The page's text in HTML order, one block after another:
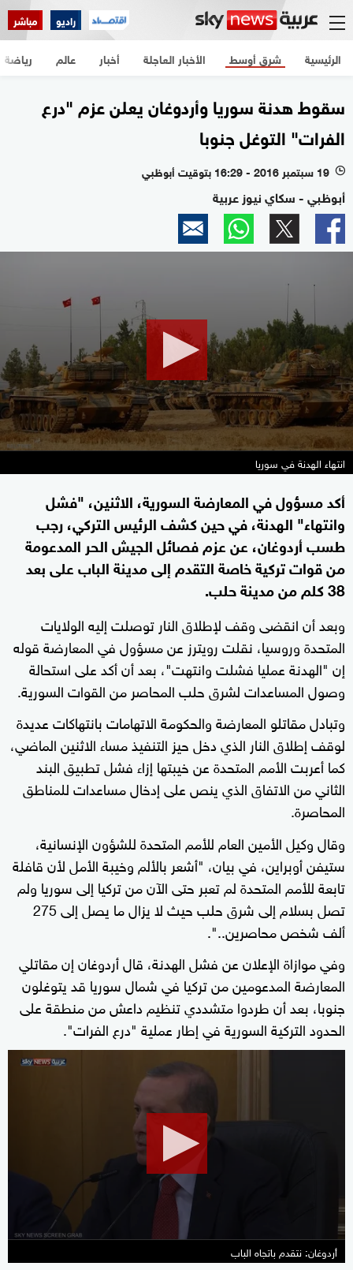
راديو مباشر
الرئيسية الأخبار العاجلة أخبار شرق أوسط عالم رياضة
سقوط هدنة سوريا وأردوغان يعلن عزم "درع
الفرات" التوغل جنوبا
l 19 سبتمبر 2016 - 16:29 بتوقيت أبوظبي
أبوظبي - سكاي نيوز عربية
انتهاء الهدنة في سوريا
أكد مسؤول في المعارضة السورية، الاثنين، "فشل
وانتهاء" الهدنة، في حين كشف الرئيس التركي، رجب
طسب أردوغان، عن عزم فصائل الجيش الحر المدعومة
من قوات تركية خاصة التقدم إلى مدينة الباب على بعد
38 كلم من مدينة حلب.
وبعد أن انقضى وقف لإطلاق النار توصلت إليه الولايات
المتحدة وروسيا، نقلت رويترز عن مسؤول في المعارضة قوله
إن "الهدنة عمليا فشلت وانتهت"، بعد أن أكد على استحالة
وصول المساعدات لشرق حلب المحاصر من القوات السورية.
وتبادل مقاتلو المعارضة والحكومة الاتهامات بانتهاكات عديدة
لوقف إطلاق النار الذي دخل حيز التنفيذ مساء الاثنين الماضي،
كما أعربت الأمم المتحدة عن خيبتها إزاء فشل تطبيق البند
الثاني من الاتفاق الذي ينص على إدخال مساعدات للمناطق
المحاصرة.
وقال وكيل الأمين العام للأمم المتحدة للشؤون الإنسانية،
ستيفن أوبراين، في بيان، "أشعر بالألم وخيبة الأمل لأن قافلة
تابعة للأمم المتحدة لم تعبر حتى الآن من تركيا إلى سوريا ولم
تصل بسلام إلى شرق حلب حيث لا يزال ما يصل إلى 275
ألف شخص محاصرين..".
وفي موازاة الإعلان عن فشل الهدنة، قال أردوغان إن مقاتلي
المعارضة المدعومين من تركيا في شمال سوريا قد يتوغلون
جنوبا، بعد أن طردوا متشددي تنظيم داعش من منطقة على
الحدود التركية السورية في إطار عملية "درع الفرات".
أردوغان: نتقدم باتجاه الباب